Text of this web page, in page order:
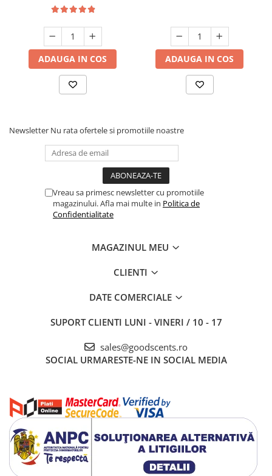
ADAUGA IN COS ADAUGA IN COS
Newsletter Nu rata ofertele si promotiile noastre
Vreau sa primesc newsletter cu promotiile
magazinului. Afla mai multe in Politica de
Confidentialitate
MAGAZINUL MEU
CLIENTI
DATE COMERCIALE
SUPORT CLIENTI LUNI - VINERI / 10 - 17
sales@goodscents.ro
SOCIAL URMARESTE-NE IN SOCIAL MEDIA